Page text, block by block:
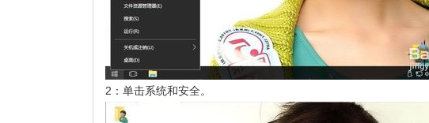
2：单击系统和安全。